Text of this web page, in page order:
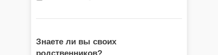
Знаете ли вы своих